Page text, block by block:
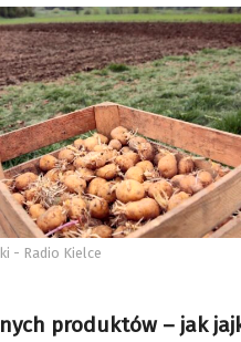
- Radio Kielce
produktów – jak